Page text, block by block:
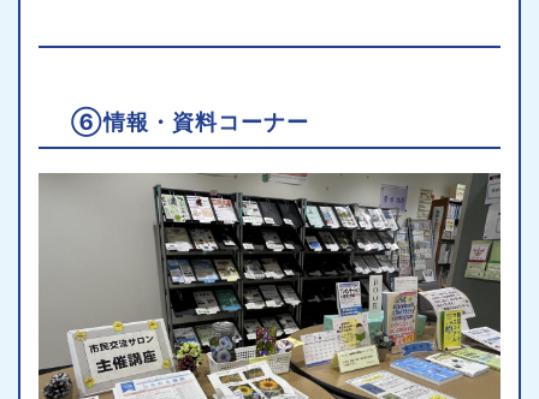
⑥情報・資料コーナー